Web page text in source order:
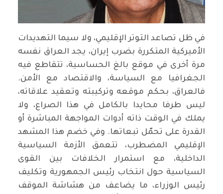
في ظل تصاعد التوتر الإقليمي، ولا سيما التهديدات
الأميركية المتكررة بضرب إيران، يجد العراق نفسه
مرة أخرى في موقع بالغ الحساسية، تتقاطع فيه
الجغرافيا مع السياسة، والاقتصاد مع الأمن.
فالعراق، بحكم موقعه وتركيبته وتعقيد علاقاته،
ليس طرفا محايدا بالكامل في هذا الصراع، ولا
يملك في الوقت ذاته أدوات المواجهة المباشرة أو
القدرة على تحمّل تبعاتها. وفي خضم هذا المشهد
الإقليمي المضطرب، تتعمق الأزمة السياسية
الداخلية، مع استمرار الخلافات بين القوى
السياسية حول انتخاب رئيس الجمهورية وتكليف
رئيس الوزراء، ما يضاعف من هشاشة الموقف